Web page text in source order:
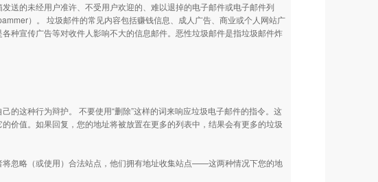
送的未经用户准许、不受用户欢迎的、难以退掉的电子邮件或电子邮件列
）。 垃圾邮件的常见内容包括赚钱信息、成人广告、商业或个人网站广
种宣传广告等对收件人影响不大的信息邮件。恶性垃圾邮件是指垃圾邮件炸
的这种行为辩护。 不要使用“删除”这样的词来响应垃圾电子邮件的指令。这
价值。如果回复，您的地址将被放置在更多的列表中，结果会有更多的垃圾
忽略（或使用）合法站点，他们拥有地址收集站点——这两种情况下您的地